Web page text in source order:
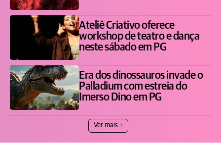
Ateliê Criativo oferece
workshop de teatro e dança
neste sábado em PG
Era dos dinossauros invade o
Palladium com estreia do
Imerso Dino em PG
Ver mais